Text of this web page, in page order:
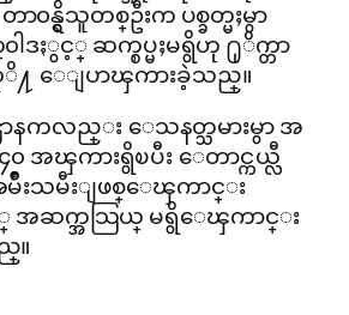
၀န္ရွိသူတစ္ဦးက ပစ္ခတ္မႈမွာ
ႏွင့္ ဆက္စပ္မႈမရွိဟု ႐ုိက္တာ
ေျပာၾကားခဲ့သည္။
နကလည္း ေသနတ္သမားမွာ အ
အၾကားရွိၿပီး ေတာင္ကယ္လီ
မ်ိဳးသမီးျဖစ္ေၾကာင္း
အဆက္အသြယ္ မရွိေၾကာင္း
။